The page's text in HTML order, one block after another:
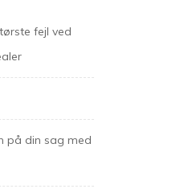
fejl ved
på din sag med